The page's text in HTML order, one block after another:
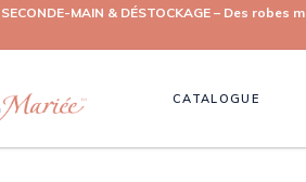
SECONDE-MAIN & DÉSTOCKAGE – Des
CATALOGUE